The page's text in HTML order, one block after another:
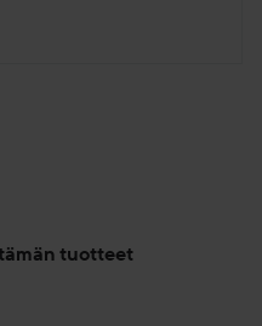
tuotteet